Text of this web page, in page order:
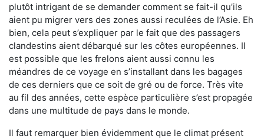
plutôt intrigant de se demander comment se fait-il qu’ils
aient pu migrer vers des zones aussi reculées de l’Asie. Eh
bien, cela peut s’expliquer par le fait que des passagers
clandestins aient débarqué sur les côtes européennes. Il
est possible que les frelons aient aussi connu les
méandres de ce voyage en s’installant dans les bagages
de ces derniers que ce soit de gré ou de force. Très vite
au fil des années, cette espèce particulière s’est propagée
dans une multitude de pays dans le monde.
Il faut remarquer bien évidemment que le climat présent